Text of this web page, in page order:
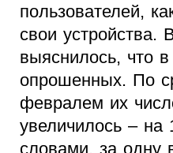
пользователей,
свои устройства.
выяснилось, что
опрошенных. По
февралем их
увеличилось –
словами, за